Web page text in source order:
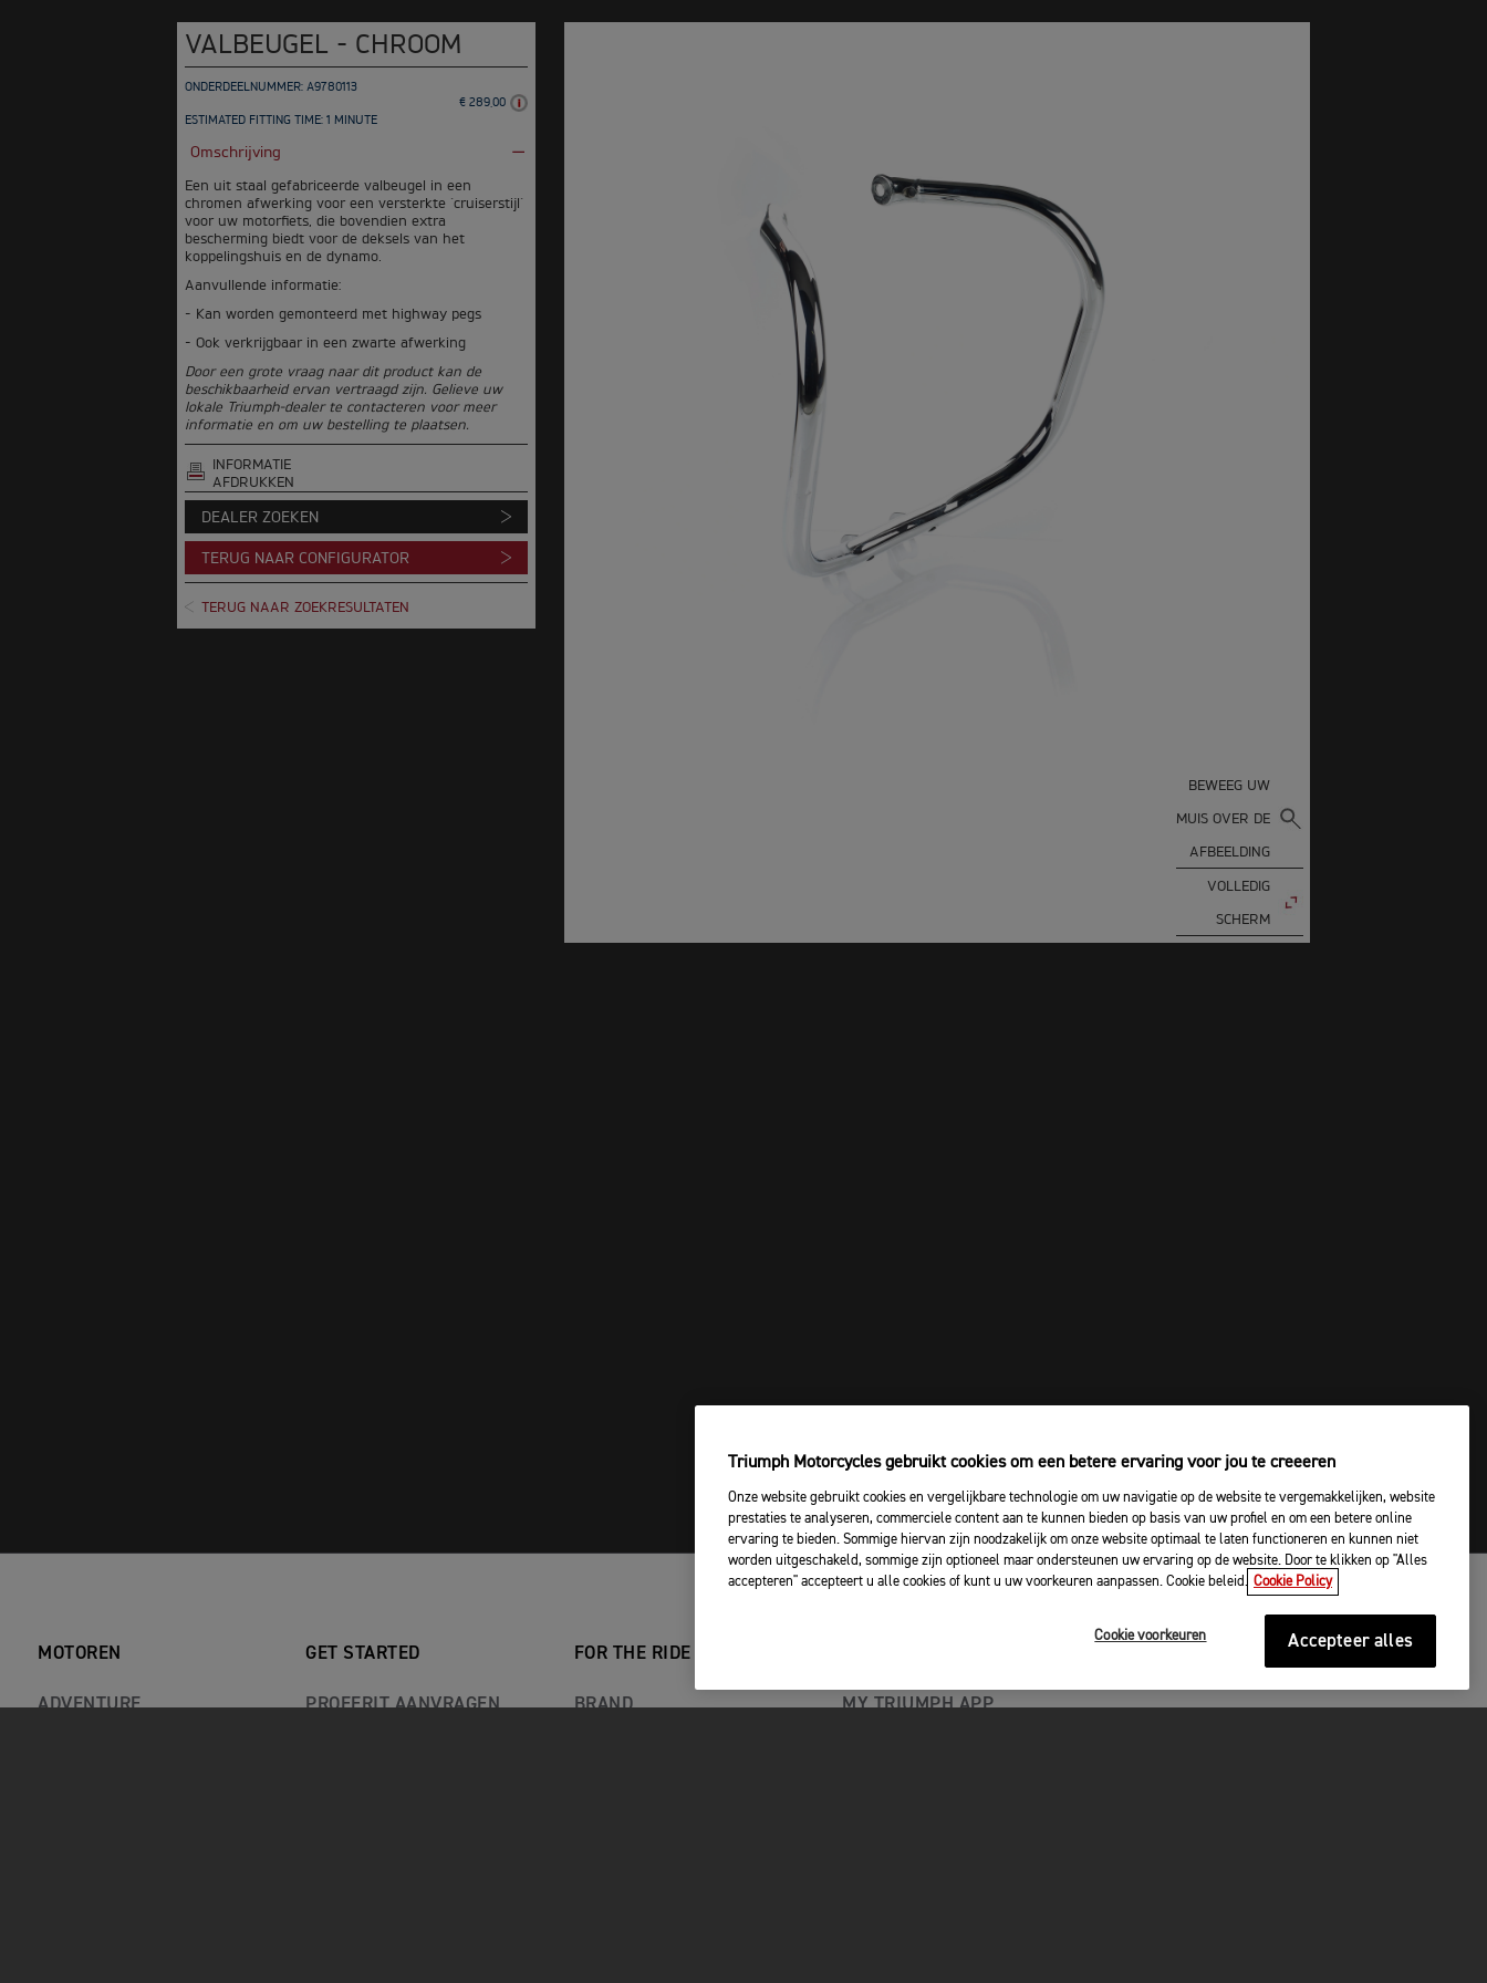
VALBEUGEL - CHROOM
ONDERDEELNUMMER: A9780113
€ 289,00
ESTIMATED FITTING TIME: 1 MINUTE
Omschrijving
Een uit staal gefabriceerde valbeugel in een
chromen afwerking voor een versterkte ´cruiserstijl´
voor uw motorfiets, die bovendien extra
bescherming biedt voor de deksels van het
koppelingshuis en de dynamo.
Aanvullende informatie:
- Kan worden gemonteerd met highway pegs
- Ook verkrijgbaar in een zwarte afwerking
Door een grote vraag naar dit product kan de
beschikbaarheid ervan vertraagd zijn. Gelieve uw
lokale Triumph-dealer te contacteren voor meer
informatie en om uw bestelling te plaatsen.
INFORMATIE
AFDRUKKEN
DEALER ZOEKEN
TERUG NAAR CONFIGURATOR
TERUG NAAR ZOEKRESULTATEN
BEWEEG UW
MUIS OVER DE
AFBEELDING
VOLLEDIG
SCHERM
MOTOREN
ADVENTURE
GET STARTED
PROEFRIT AANVRAGEN
FOR THE RIDE
BRAND MY TRIUMPH APP
Triumph Motorcycles gebruikt cookies om een betere ervaring voor jou te creeeren
Onze website gebruikt cookies en vergelijkbare technologie om uw navigatie op de website te vergemakkelijken, website
prestaties te analyseren, commerciele content aan te kunnen bieden op basis van uw profiel en om een betere online
ervaring te bieden. Sommige hiervan zijn noodzakelijk om onze website optimaal te laten functioneren en kunnen niet
worden uitgeschakeld, sommige zijn optioneel maar ondersteunen uw ervaring op de website. Door te klikken op "Alles
accepteren" accepteert u alle cookies of kunt u uw voorkeuren aanpassen. Cookie beleid. Cookie Policy
Cookie voorkeuren Accepteer alles